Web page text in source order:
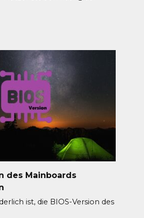
des Mainboards
ist, die BIOS-Version des